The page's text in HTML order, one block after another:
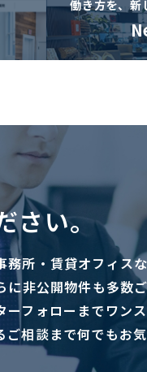
働き方を、新
さい。
所・賃貸オフィス
非公開物件も多数ご
フォローまでワン
相談まで何でもお